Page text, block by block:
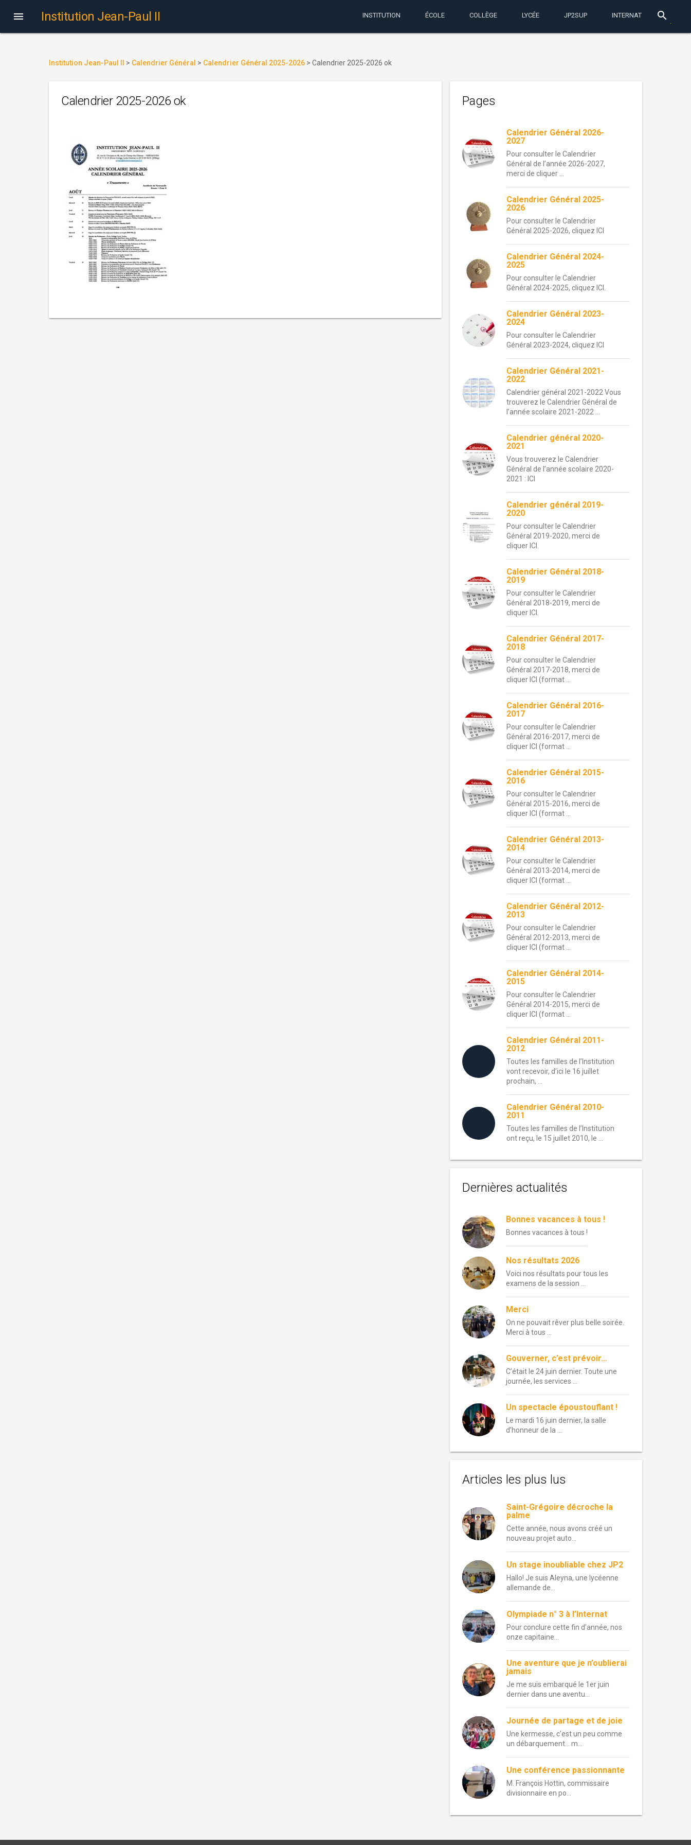
 Institution Jean-Paul II INSTITUTION ÉCOLE COLLÈGE LYCÉE JP2SUP INTERNAT search
Institution Jean-Paul II > Calendrier Général > Calendrier Général 2025-2026 > Calendrier 2025-2026 ok
Calendrier 2025-2026 ok Pages
Calendrier Général 2026-
2027
Pour consulter le Calendrier
Général de l’année 2026-2027,
merci de cliquer ...
Calendrier Général 2025-
2026
Pour consulter le Calendrier
Général 2025-2026, cliquez ICI
Calendrier Général 2024-
2025
Pour consulter le Calendrier
Général 2024-2025, cliquez ICI.
Calendrier Général 2023-
2024
Pour consulter le Calendrier
Général 2023-2024, cliquez ICI
Calendrier Général 2021-
2022
Calendrier général 2021-2022 Vous
trouverez le Calendrier Général de
l’année scolaire 2021-2022 ...
Calendrier général 2020-
2021
Vous trouverez le Calendrier
Général de l’année scolaire 2020-
2021 : ICI
Calendrier général 2019-
2020
Pour consulter le Calendrier
Général 2019-2020, merci de
cliquer ICI.
Calendrier Général 2018-
2019
Pour consulter le Calendrier
Général 2018-2019, merci de
cliquer ICI.
Calendrier Général 2017-
2018
Pour consulter le Calendrier
Général 2017-2018, merci de
cliquer ICI (format ...
Calendrier Général 2016-
2017
Pour consulter le Calendrier
Général 2016-2017, merci de
cliquer ICI (format ...
Calendrier Général 2015-
2016
Pour consulter le Calendrier
Général 2015-2016, merci de
cliquer ICI (format ...
Calendrier Général 2013-
2014
Pour consulter le Calendrier
Général 2013-2014, merci de
cliquer ICI (format ...
Calendrier Général 2012-
2013
Pour consulter le Calendrier
Général 2012-2013, merci de
cliquer ICI (format ...
Calendrier Général 2014-
2015
Pour consulter le Calendrier
Général 2014-2015, merci de
cliquer ICI (format ...
Calendrier Général 2011-
2012
Toutes les familles de l’Institution
vont recevoir, d’ici le 16 juillet
prochain, ...
Calendrier Général 2010-
2011
Toutes les familles de l’Institution
ont reçu, le 15 juillet 2010, le ...
Dernières actualités
Bonnes vacances à tous !
Bonnes vacances à tous !
Nos résultats 2026
Voici nos résultats pour tous les
examens de la session …
Merci
On ne pouvait rêver plus belle soirée.
Merci à tous …
Gouverner, c’est prévoir…
C’était le 24 juin dernier. Toute une
journée, les services …
Un spectacle époustouflant !
Le mardi 16 juin dernier, la salle
d’honneur de la …
Articles les plus lus
Saint-Grégoire décroche la
palme
Cette année, nous avons créé un
nouveau projet auto...
Un stage inoubliable chez JP2
Hallo! Je suis Aleyna, une lycéenne
allemande de...
Olympiade n° 3 à l’Internat
Pour conclure cette fin d’année, nos
onze capitaine...
Une aventure que je n’oublierai
jamais
Je me suis embarqué le 1er juin
dernier dans une aventu...
Journée de partage et de joie
Une kermesse, c’est un peu comme
un débarquement… m...
Une conférence passionnante
M. François Hottin, commissaire
divisionnaire en po...